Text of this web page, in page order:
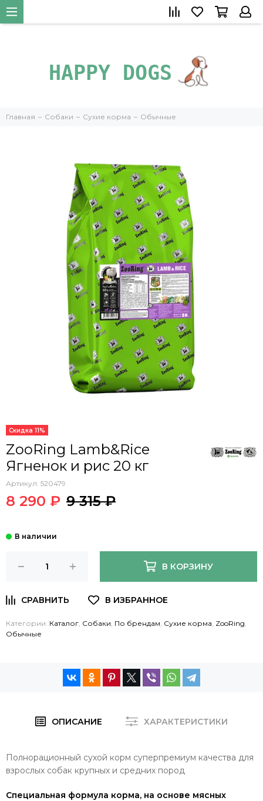
+79266385219
Главная Собаки Сухие корма Обычные
Скидка 11%
ZooRing Lamb&Rice
Ягненок и рис 20 кг
Артикул: 520479
8 290 ₽ 9 315 ₽
В КОРЗИНУ
Категории: Каталог Собаки По брендам Сухие корма ZooRing
Обычные
ОПИСАНИЕ ХАРАКТЕРИСТИКИ
Полнорационный сухой корм суперпремиум качества для
взрослых собак крупных и средних пород
Специальная формула корма, на основе мясных